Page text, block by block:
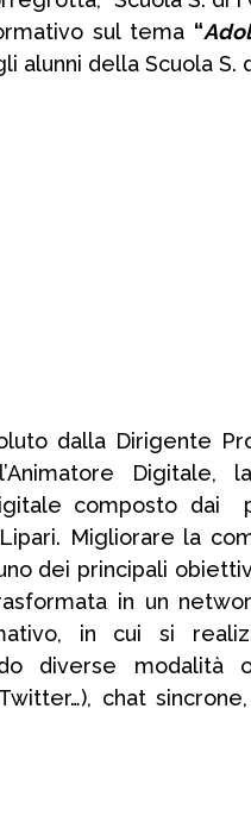
sul tema “
alunni della Scuola S.
dalla Dirigente
Digitale,
composto dai
Migliorare la
dei principali
in un
in cui si
diverse
chat